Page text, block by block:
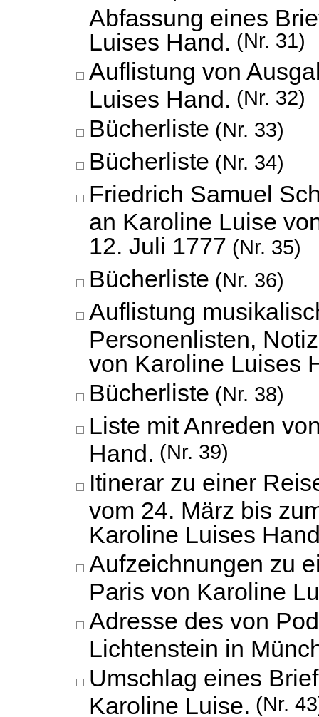
Abfassung eines
Luises Hand.
(Nr. 31)
Auflistung von
Luises Hand. (Nr. 32)
Bücherliste (Nr. 33)
Bücherliste (Nr. 34)
Friedrich Samuel
an Karoline Luise
12. Juli 1777 (Nr. 35)
Bücherliste (Nr. 36)
Auflistung
Personenlisten,
von Karoline Luises
Bücherliste (Nr. 38)
Liste mit Anreden
Hand. (Nr. 39)
Itinerar zu einer
vom 24. März bis
Karoline Luises
Aufzeichnungen zu
Paris von Karoline
Adresse des von
Lichtenstein in
Umschlag eines
Karoline Luise. (Nr.